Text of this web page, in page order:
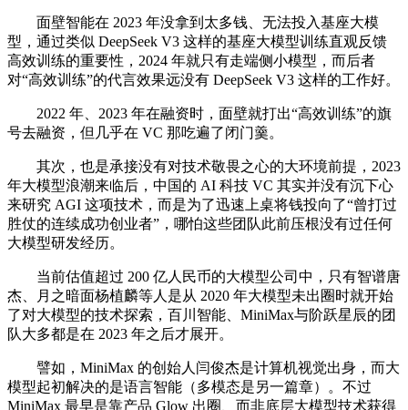
面壁智能在 2023 年没拿到太多钱、无法投入基座大模
型，通过类似 DeepSeek V3 这样的基座大模型训练直观反馈
高效训练的重要性，2024 年就只有走端侧小模型，而后者
对“高效训练”的代言效果远没有 DeepSeek V3 这样的工作好。
2022 年、2023 年在融资时，面壁就打出“高效训练”的旗
号去融资，但几乎在 VC 那吃遍了闭门羹。
其次，也是承接没有对技术敬畏之心的大环境前提，2023
年大模型浪潮来临后，中国的 AI 科技 VC 其实并没有沉下心
来研究 AGI 这项技术，而是为了迅速上桌将钱投向了“曾打过
胜仗的连续成功创业者”，哪怕这些团队此前压根没有过任何
大模型研发经历。
当前估值超过 200 亿人民币的大模型公司中，只有智谱唐
杰、月之暗面杨植麟等人是从 2020 年大模型未出圈时就开始
了对大模型的技术探索，百川智能、MiniMax与阶跃星辰的团
队大多都是在 2023 年之后才展开。
譬如，MiniMax 的创始人闫俊杰是计算机视觉出身，而大
模型起初解决的是语言智能（多模态是另一篇章）。不过
MiniMax 最早是靠产品 Glow 出圈、而非底层大模型技术获得